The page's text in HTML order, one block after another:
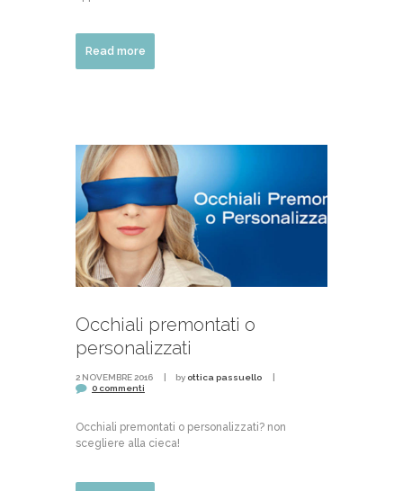
Read more
Occhiali premontati o
personalizzati
2 NOVEMBRE 2016 by ottica passuello
0 commenti
Occhiali premontati o personalizzati? non
scegliere alla cieca!